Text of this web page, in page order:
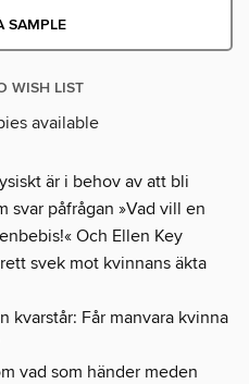
SAMPLE
WISH LIST
available
är i behov av att bli
svar påfrågan »Vad vill en
Och Ellen Key
svek mot kvinnans äkta
kvarstår: Får manvara kvinna
vad som händer meden